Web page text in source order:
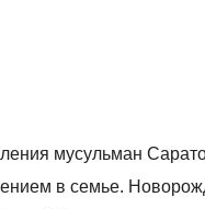
мусульман
в семье.